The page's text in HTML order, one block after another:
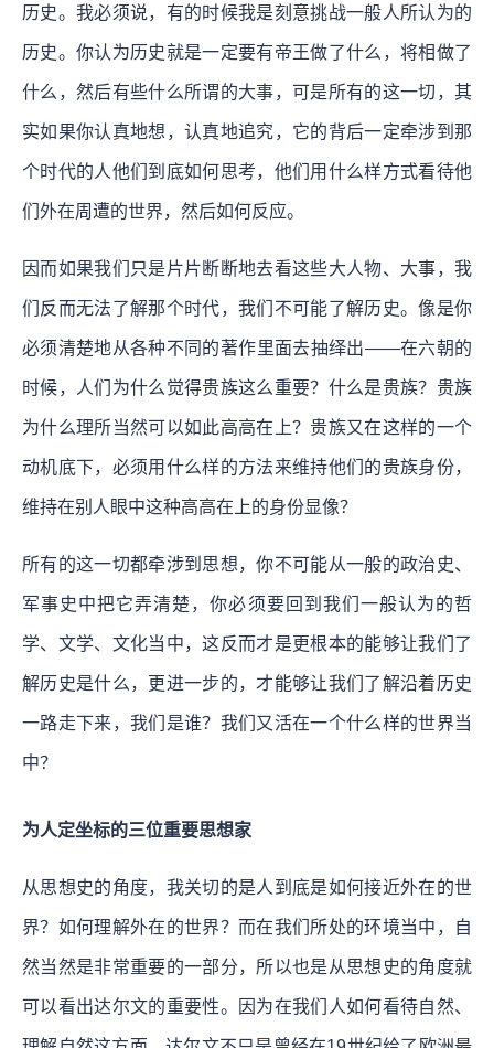
历史。我必须说，有的时候我是刻意挑战一般人所认为的
历史。你认为历史就是一定要有帝王做了什么，将相做了
什么，然后有些什么所谓的大事，可是所有的这一切，其
实如果你认真地想，认真地追究，它的背后一定牵涉到那
个时代的人他们到底如何思考，他们用什么样方式看待他
们外在周遭的世界，然后如何反应。
因而如果我们只是片片断断地去看这些大人物、大事，我
们反而无法了解那个时代，我们不可能了解历史。像是你
必须清楚地从各种不同的著作里面去抽绎出——在六朝的
时候，人们为什么觉得贵族这么重要？什么是贵族？贵族
为什么理所当然可以如此高高在上？贵族又在这样的一个
动机底下，必须用什么样的方法来维持他们的贵族身份，
维持在别人眼中这种高高在上的身份显像？
所有的这一切都牵涉到思想，你不可能从一般的政治史、
军事史中把它弄清楚，你必须要回到我们一般认为的哲
学、文学、文化当中，这反而才是更根本的能够让我们了
解历史是什么，更进一步的，才能够让我们了解沿着历史
一路走下来，我们是谁？我们又活在一个什么样的世界当
中？
为人定坐标的三位重要思想家
从思想史的角度，我关切的是人到底是如何接近外在的世
界？如何理解外在的世界？而在我们所处的环境当中，自
然当然是非常重要的一部分，所以也是从思想史的角度就
可以看出达尔文的重要性。因为在我们人如何看待自然、